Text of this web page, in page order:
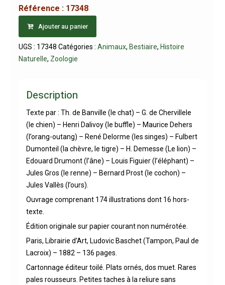
Référence : 17348
Ajouter au panier
UGS : 17348 Catégories : Animaux, Bestiaire, Histoire
Naturelle, Zoologie
Description
Texte par : Th. de Banville (le chat) – G. de Chervillele
(le chien) – Henri Dalivoy (le buffle) – Maurice Dehers
(l’orang-outang) – René Delorme (les singes) – Fulbert
Dumonteil (la chèvre, le tigre) – H. Demesse (Le lion) –
Edouard Drumont (l’âne) – Louis Figuier (l’éléphant) –
Jules Gros (le renne) – Bernard Prost (le cochon) –
Jules Vallès (l’ours).
Ouvrage comprenant 174 illustrations dont 16 hors-
texte.
Édition originale sur papier courant non numérotée.
Paris, Librairie d’Art, Ludovic Baschet (Tampon, Paul de
Lacroix) – 1882 – 136 pages.
Cartonnage éditeur toilé. Plats ornés, dos muet. Rares
pales rousseurs. Petites taches à la reliure sans